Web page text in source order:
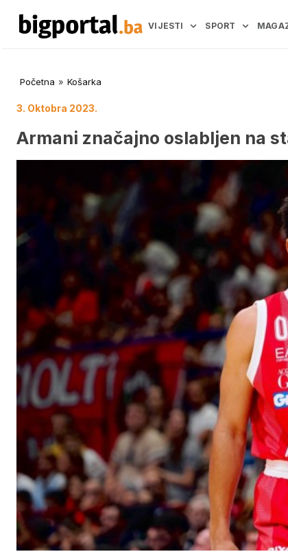
VIJESTI SPORT
Početna » Košarka
3. Oktobra 2023.
Armani značajno oslabljen na